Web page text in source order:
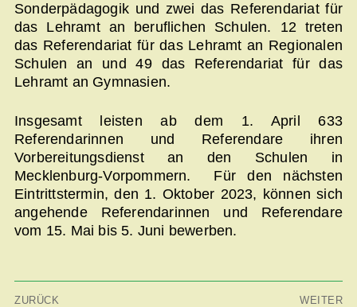
Sonderpädagogik und zwei das Referendariat für
das Lehramt an beruflichen Schulen. 12 treten
das Referendariat für das Lehramt an Regionalen
Schulen an und 49 das Referendariat für das
Lehramt an Gymnasien.
Insgesamt leisten ab dem 1. April 633
Referendarinnen und Referendare ihren
Vorbereitungsdienst an den Schulen in
Mecklenburg-Vorpommern. Für den nächsten
Eintrittstermin, den 1. Oktober 2023, können sich
angehende Referendarinnen und Referendare
vom 15. Mai bis 5. Juni bewerben.
Beitragsnavigation
ZURÜCK WEITER